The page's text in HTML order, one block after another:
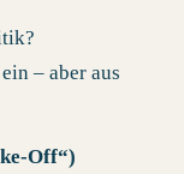
– aber aus
Off“)